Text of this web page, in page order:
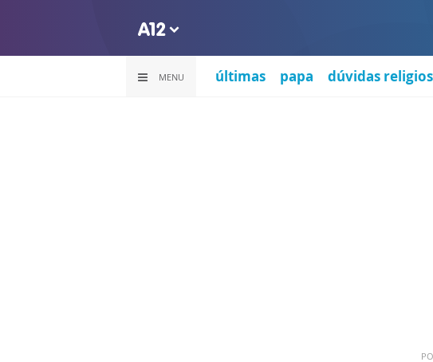
MENU últimas papa dúvidas